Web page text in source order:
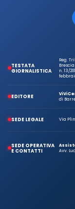
TESTATA
GIORNALISTICA
Reg.
Brescia
n. 13/
EDITORE
di
SEDE LEGALE Via
SEDE OPERATIVA
E CONTATTI
Avv.